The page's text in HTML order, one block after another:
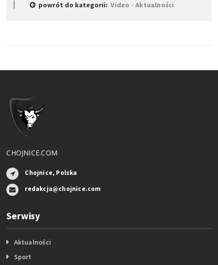
powrót do kategorii:Video - Aktualności
CHOJNICE.COM
Chojnice, Polska
redakcja@chojnice.com
Serwisy
Aktualności
Sport